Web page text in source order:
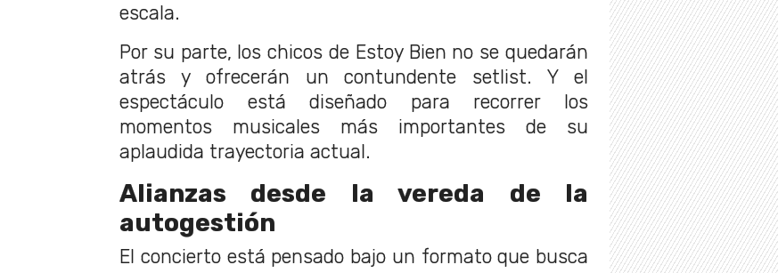
escala.
Por su parte, los chicos de Estoy Bien no se quedarán
atrás y ofrecerán un contundente setlist. Y el
espectáculo está diseñado para recorrer los
momentos musicales más importantes de su
aplaudida trayectoria actual.
Alianzas desde la vereda de la
autogestión
El concierto está pensado bajo un formato que busca